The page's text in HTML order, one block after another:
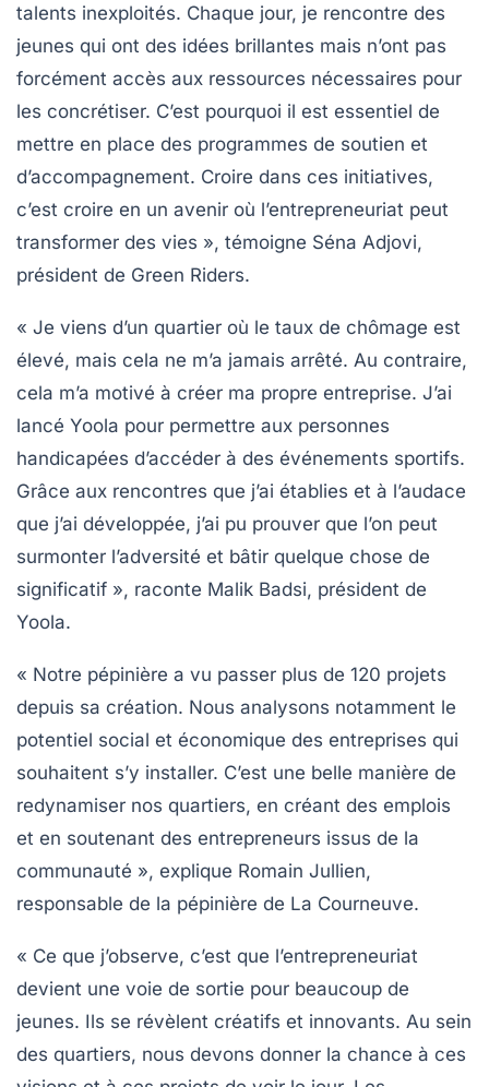
talents inexploités. Chaque jour, je rencontre des
jeunes qui ont des idées brillantes mais n’ont pas
forcément accès aux ressources nécessaires pour
les concrétiser. C’est pourquoi il est essentiel de
mettre en place des programmes de soutien et
d’accompagnement. Croire dans ces initiatives,
c’est croire en un avenir où l’entrepreneuriat peut
transformer des vies », témoigne Séna Adjovi,
président de Green Riders.
« Je viens d’un quartier où le taux de chômage est
élevé, mais cela ne m’a jamais arrêté. Au contraire,
cela m’a motivé à créer ma propre entreprise. J’ai
lancé Yoola pour permettre aux personnes
handicapées d’accéder à des événements sportifs.
Grâce aux rencontres que j’ai établies et à l’audace
que j’ai développée, j’ai pu prouver que l’on peut
surmonter l’adversité et bâtir quelque chose de
significatif », raconte Malik Badsi, président de
Yoola.
« Notre pépinière a vu passer plus de 120 projets
depuis sa création. Nous analysons notamment le
potentiel social et économique des entreprises qui
souhaitent s’y installer. C’est une belle manière de
redynamiser nos quartiers, en créant des emplois
et en soutenant des entrepreneurs issus de la
communauté », explique Romain Jullien,
responsable de la pépinière de La Courneuve.
« Ce que j’observe, c’est que l’entrepreneuriat
devient une voie de sortie pour beaucoup de
jeunes. Ils se révèlent créatifs et innovants. Au sein
des quartiers, nous devons donner la chance à ces